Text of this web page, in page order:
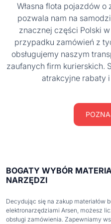
Własna flota pojazdów o
pozwala nam na
znacznej części Polski
przypadku zamówień z
obsługujemy naszym
zaufanych firm kurierskich.
atrakcyjne rabaty
BOGATY WYBÓR
NARZĘDZI
Decydując się na zakup materiałów
elektronarzędziami Arsen, możesz
obsługi zamówienia. Zapewniamy